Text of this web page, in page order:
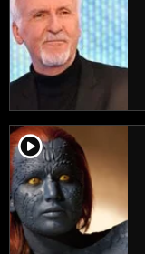
player2